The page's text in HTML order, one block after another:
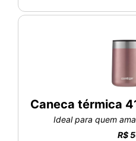
Caneca térmica
Ideal para quem
R$